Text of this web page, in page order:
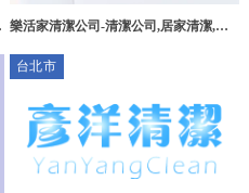
樂活家清潔公司-清潔公司,居家清潔,裝
屯區清潔公司
台北市